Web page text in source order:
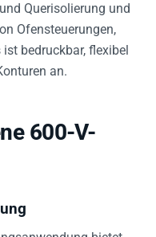
Querisolierung und
Ofensteuerungen,
bedruckbar, flexibel
an.
600-V-